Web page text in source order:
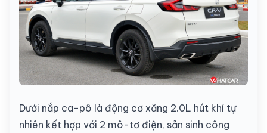
Dưới nắp ca-pô là động cơ xăng 2.0L hút khí tự
nhiên kết hợp với 2 mô-tơ điện, sản sinh công